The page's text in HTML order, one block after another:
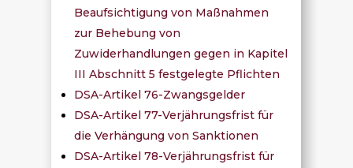
Beaufsichtigung von Maßnahmen
zur Behebung von
Zuwiderhandlungen gegen in Kapitel
III Abschnitt 5 festgelegte Pflichten
DSA-Artikel 76-Zwangsgelder
DSA-Artikel 77-Verjährungsfrist für
die Verhängung von Sanktionen
DSA-Artikel 78-Verjährungsfrist für